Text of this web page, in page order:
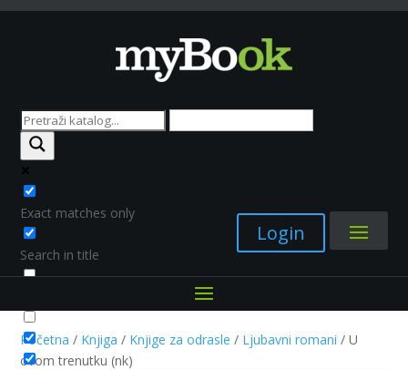
Exact matches only
Search in title
Login
Početna / Knjiga / Knjige za odrasle / Ljubavni romani / U
ovom trenutku (nk)